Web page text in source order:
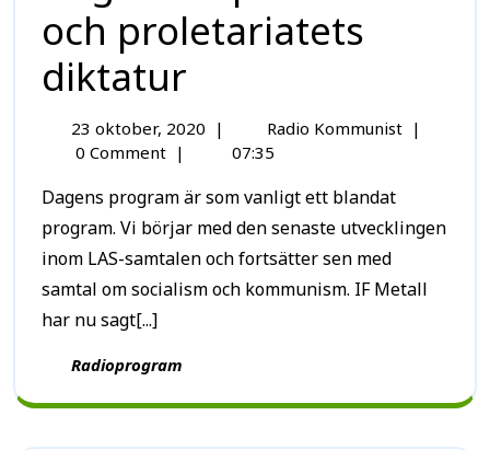
och proletariatets
diktatur
23 oktober, 2020 | Radio Kommunist |
0 Comment | 07:35
Dagens program är som vanligt ett blandat
program. Vi börjar med den senaste utvecklingen
inom LAS-samtalen och fortsätter sen med
samtal om socialism och kommunism. IF Metall
har nu sagt[...]
Radioprogram